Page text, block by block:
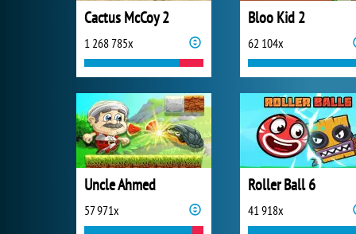
Cactus McCoy 2
1 268 785x
Bloo Kid 2
62 104x
Uncle Ahmed
57 971x
Roller Ball 6
41 918x